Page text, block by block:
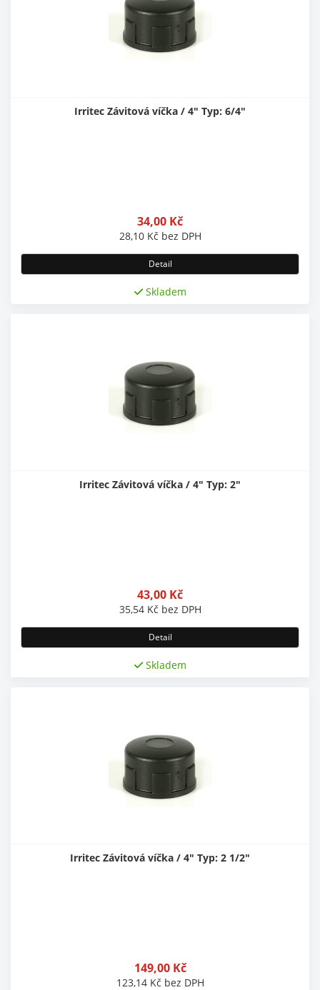
Irritec Závitová víčka / 4" Typ: 6/4"
34,00 Kč
28,10 Kč bez DPH
Detail
Skladem
Irritec Závitová víčka / 4" Typ: 2"
43,00 Kč
35,54 Kč bez DPH
Detail
Skladem
Irritec Závitová víčka / 4" Typ: 2 1/2"
149,00 Kč
123,14 Kč bez DPH